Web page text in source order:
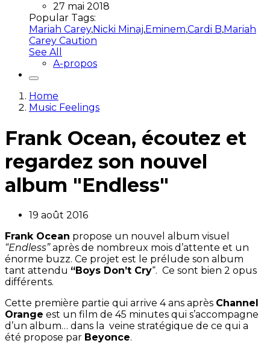
27 mai 2018
Popular Tags:
Mariah Carey,Nicki Minaj,Eminem,Cardi B,Mariah
Carey Caution
See All
A-propos
Home
Music Feelings
Frank Ocean, écoutez et
regardez son nouvel
album "Endless"
19 août 2016
Frank Ocean propose un nouvel album visuel
“Endless”après de nombreux mois d’attente et un
énorme buzz. Ce projet est le prélude son album
tant attendu “Boys Don’t Cry“. Ce sont bien 2 opus
différents.
Cette première partie qui arrive 4 ans après Channel
Orange est un film de 45 minutes qui s’accompagne
d’un album… dans la veine stratégique de ce qui a
été propose par Beyonce.